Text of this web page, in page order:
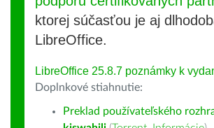
ktorej súčasťou je aj
LibreOffice.
LibreOffice 25.8.7 poznámky k
Doplnkové stiahnutie:
Preklad používateľského